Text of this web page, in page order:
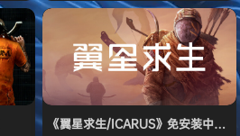
《翼星求生/ICARUS》免安装中文版